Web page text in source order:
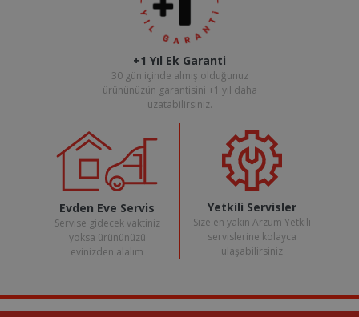
+1 Yıl Ek Garanti
30 gün içinde almış olduğunuz
ürününüzün garantisini +1 yıl daha
uzatabilirsiniz.
Evden Eve Servis
Servise gidecek vaktiniz
yoksa ürününüzü
evinizden alalım
Yetkili Servisler
Size en yakın Arzum Yetkili
servislerine kolayca
ulaşabilirsiniz